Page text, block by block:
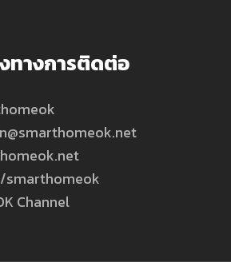
ทางการติดต่อ
smarthomeok
Channel